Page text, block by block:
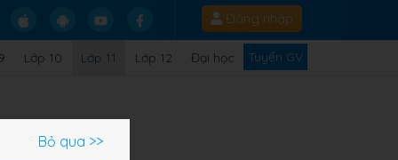
Đăng nhập
Lớp 10 Lớp 11 Lớp 12 Đại học Tuyển GV
Bỏ qua >>